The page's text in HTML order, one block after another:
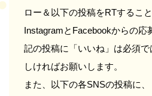
ロー＆以下の投稿をRTするこ
InstagramとFacebookからの応
記の投稿に「いいね」は必須
しければお願いします。
また、以下の各SNSの投稿に